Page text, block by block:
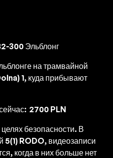
300 Эльблонг
на трамвайной
1, куда прибывают
2700 PLN
безопасности. В
5(1) RODO, видеозаписи
когда в них больше нет